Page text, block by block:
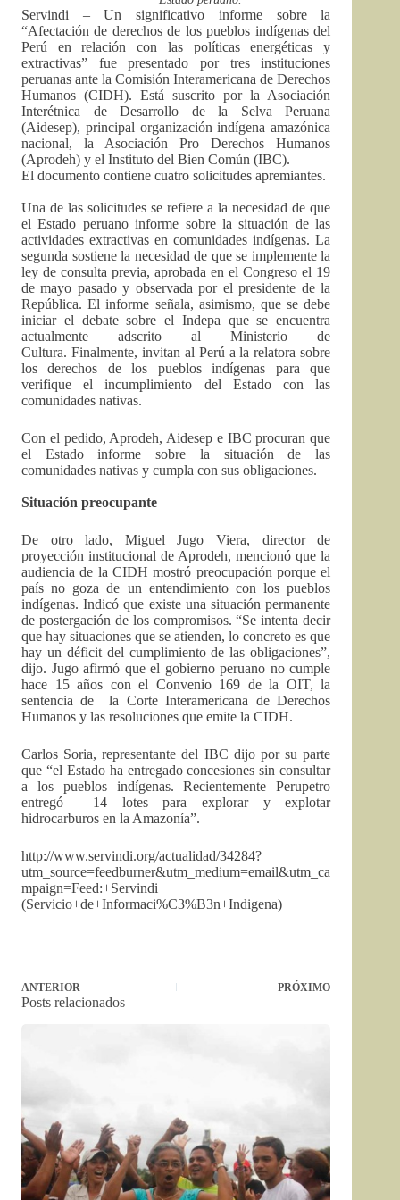
Servindi – Un significativo informe sobre la
“Afectación de derechos de los pueblos indígenas del
Perú en relación con las políticas energéticas y
extractivas” fue presentado por tres instituciones
peruanas ante la Comisión Interamericana de Derechos
Humanos (CIDH). Está suscrito por la Asociación
Interétnica de Desarrollo de la Selva Peruana
(Aidesep), principal organización indígena amazónica
nacional, la Asociación Pro Derechos Humanos
(Aprodeh) y el Instituto del Bien Común (IBC).
El documento contiene cuatro solicitudes apremiantes.
Una de las solicitudes se refiere a la necesidad de que
el Estado peruano informe sobre la situación de las
actividades extractivas en comunidades indígenas. La
segunda sostiene la necesidad de que se implemente la
ley de consulta previa, aprobada en el Congreso el 19
de mayo pasado y observada por el presidente de la
República. El informe señala, asimismo, que se debe
iniciar el debate sobre el Indepa que se encuentra
actualmente adscrito al Ministerio de
Cultura. Finalmente, invitan al Perú a la relatora sobre
los derechos de los pueblos indígenas para que
verifique el incumplimiento del Estado con las
comunidades nativas.
Con el pedido, Aprodeh, Aidesep e IBC procuran que
el Estado informe sobre la situación de las
comunidades nativas y cumpla con sus obligaciones.
Situación preocupante
De otro lado, Miguel Jugo Viera, director de
proyección institucional de Aprodeh, mencionó que la
audiencia de la CIDH mostró preocupación porque el
país no goza de un entendimiento con los pueblos
indígenas. Indicó que existe una situación permanente
de postergación de los compromisos. “Se intenta decir
que hay situaciones que se atienden, lo concreto es que
hay un déficit del cumplimiento de las obligaciones”,
dijo. Jugo afirmó que el gobierno peruano no cumple
hace 15 años con el Convenio 169 de la OIT, la
sentencia de la Corte Interamericana de Derechos
Humanos y las resoluciones que emite la CIDH.
Carlos Soria, representante del IBC dijo por su parte
que “el Estado ha entregado concesiones sin consultar
a los pueblos indígenas. Recientemente Perupetro
entregó 14 lotes para explorar y explotar
hidrocarburos en la Amazonía”.
http://www.servindi.org/actualidad/34284?
utm_source=feedburner&utm_medium=email&utm_ca
mpaign=Feed:+Servindi+
(Servicio+de+Informaci%C3%B3n+Indigena)
ANTERIOR PRÓXIMO
Posts relacionados